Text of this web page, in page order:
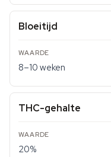
Bloeitijd
8–10 weken
THC-gehalte
20%